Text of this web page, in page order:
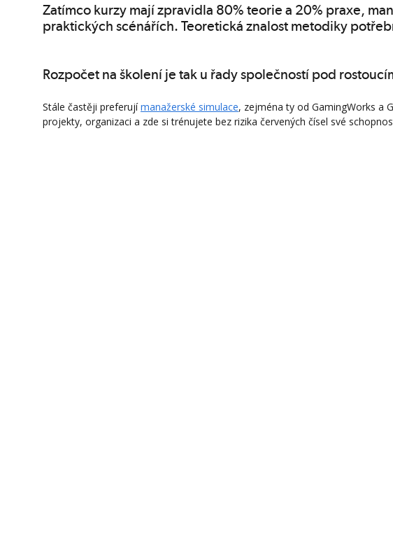
Zatímco kurzy mají zpravidla 80% teorie a 20% praxe,
praktických scénářích. Teoretická znalost metodiky
Rozpočet na školení je tak u řady společností pod
Stále častěji preferujímanažerské simulace, zejména ty od GamingWorks a
projekty, organizaci a zde si trénujete bez rizika červených čísel své